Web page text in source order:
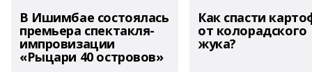
В Ишимбае состоялась
премьера спектакля-
импровизации
«Рыцари 40 островов»
Как спасти
от колорадского
жука?